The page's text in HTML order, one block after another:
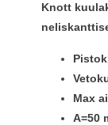
Knott
Max
A=50